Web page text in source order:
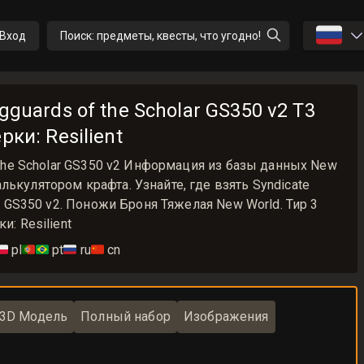
Поиск: предметы, квесты, что угодно! 🇷🇺
of the Scholar GS350 v2 T3
Resilient
Scholar GS350 v2 Информация из базы данных New
крафта. Узнайте, где взять Syndicate
v2. Поножи Броня Тяжелая New World. Тир 3
Resilient
pl🇵🇹🇧🇷 pt🇷🇺 ru🇨🇳 cn
Модель Полный набор Изображения